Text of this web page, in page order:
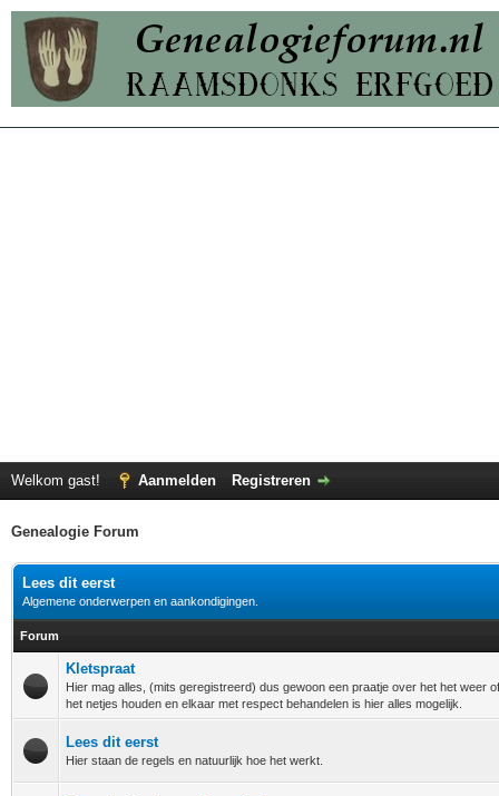
Welkom gast! Aanmelden Registreren
Genealogie Forum
Lees dit eerst
Algemene onderwerpen en aankondigingen.
Forum
Kletspraat
Hier mag alles, (mits geregistreerd) dus gewoon een praatje over het het weer
het netjes houden en elkaar met respect behandelen is hier alles mogelijk.
Lees dit eerst
Hier staan de regels en natuurlijk hoe het werkt.